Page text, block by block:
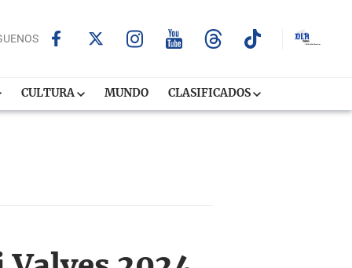
CULTURA MUNDO CLASIFICADOS